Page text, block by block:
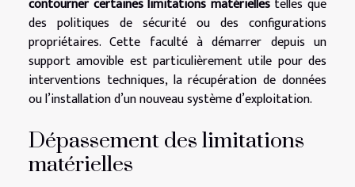
contourner certaines limitations matériellestelles que
des politiques de sécurité ou des configurations
propriétaires. Cette faculté à démarrer depuis un
support amovible est particulièrement utile pour des
interventions techniques, la récupération de données
ou l’installation d’un nouveau système d’exploitation.
Dépassement des limitations
matérielles